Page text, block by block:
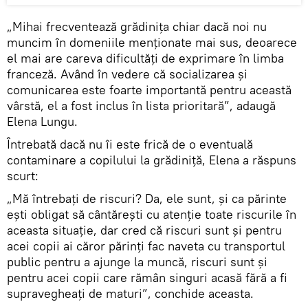
„Mihai frecventează grădinița chiar dacă noi nu
muncim în domeniile menționate mai sus, deoarece
el mai are careva dificultăți de exprimare în limba
franceză. Având în vedere că socializarea și
comunicarea este foarte importantă pentru această
vârstă, el a fost inclus în lista prioritară”, adaugă
Elena Lungu.
Întrebată dacă nu îi este frică de o eventuală
contaminare a copilului la grădiniță, Elena a răspuns
scurt:
„Mă întrebați de riscuri? Da, ele sunt, și ca părinte
ești obligat să cântărești cu atenție toate riscurile în
aceasta situație, dar cred că riscuri sunt și pentru
acei copii ai căror părinți fac naveta cu transportul
public pentru a ajunge la muncă, riscuri sunt și
pentru acei copii care rămân singuri acasă fără a fi
supravegheați de maturi”, conchide aceasta.